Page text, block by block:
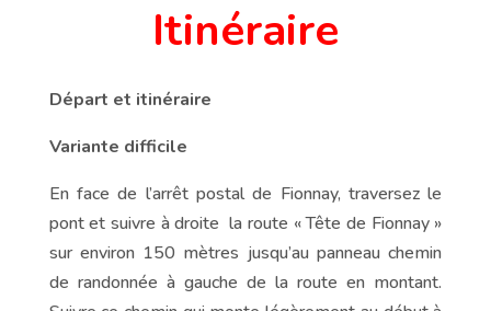
Itinéraire
Départ et itinéraire
Variante difficile
En face de l’arrêt postal de Fionnay, traversez le
pont et suivre à droite la route « Tête de Fionnay »
sur environ 150 mètres jusqu’au panneau chemin
de randonnée à gauche de la route en montant.